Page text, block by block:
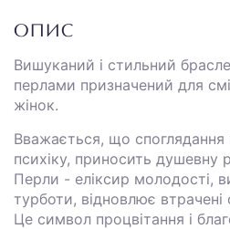
ОПИС
Вишуканий і стильний
перлами призначений для
жінок.
Вважається, що
психіку, приносить душевну
Перли - еліксир молодості,
турботи, відновлює втрачені
Це символ процвітання і